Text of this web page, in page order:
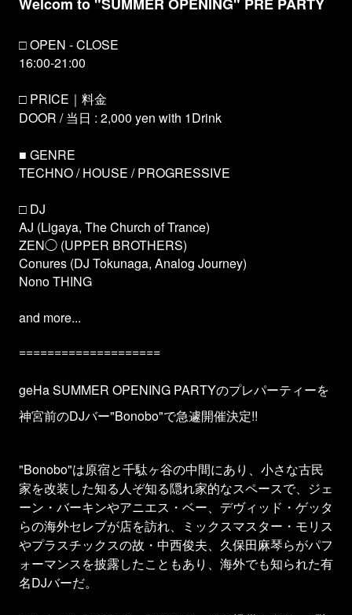
□ OPEN - CLOSE
16:00-21:00
□ PRICE｜料金
DOOR / 当日 : 2,000 yen with 1Drink
■ GENRE
TECHNO / HOUSE / PROGRESSIVE
□ DJ
AJ (Ligaya, The Church of Trance)
ZEN◯ (UPPER BROTHERS)
Conures (DJ Tokunaga, Analog Journey)
Nono THING
and more...
====================
geHa SUMMER OPENING PARTYのプレパーティーを
神宮前のDJバー"Bonobo"で急遽開催決定!!
"Bonobo"は原宿と千駄ヶ谷の中間にあり、小さな古民
家を改装した知る人ぞ知る隠れ家的なスペースで、ジェ
ーン・バーキンやアニエス・ベー、デヴィッド・ゲッタ
らの海外セレブが店を訪れ、ミックスマスター・モリス
やプラスチックスの故・中西俊夫、久保田麻琴らがパフ
ォーマンスを披露したこともあり、海外でも知られた有
名DJバーだ。